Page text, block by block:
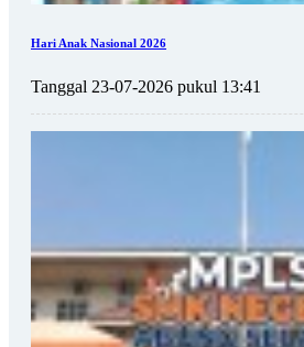
Hari Anak Nasional 2026
Tanggal 23-07-2026 pukul 13:41